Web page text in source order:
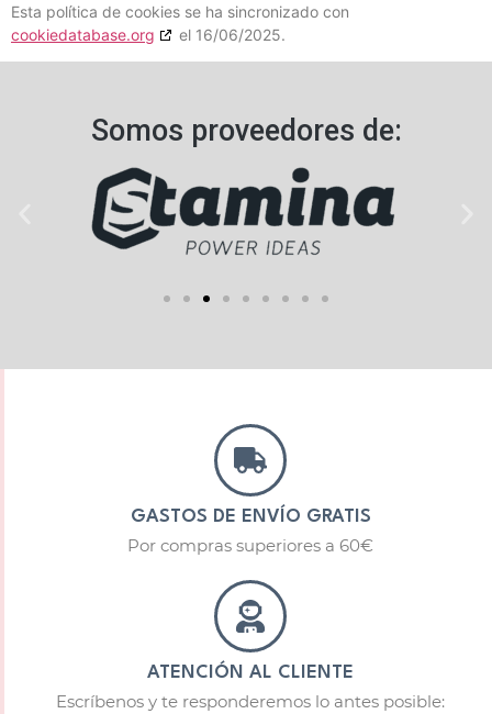
Esta política de cookies se ha sincronizado con
cookiedatabase.org
el 16/06/2025.
Somos proveedores de:
GASTOS DE ENVÍO GRATIS
Por compras superiores a 60€
ATENCIÓN AL CLIENTE
Escríbenos y te responderemos lo antes posible: